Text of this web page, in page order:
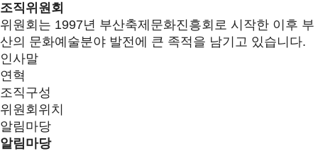
조직위원회
위원회는 1997년 부산축제문화진흥회로 시작한 이후 부
산의 문화예술분야 발전에 큰 족적을 남기고 있습니다.
인사말
연혁
조직구성
위원회위치
알림마당
알림마당